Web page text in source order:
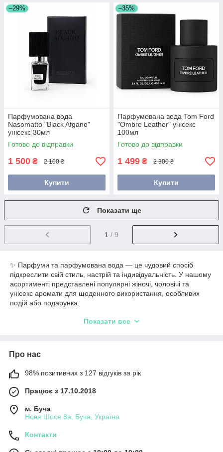
–29%
Парфумована вода
Nasomatto "Black Afgano"
унісекс 30мл
Готово до відправки
1 500 ₴ 2 100 ₴
Купити
–35%
Парфумована вода Tom Ford
"Ombre Leather" унісекс
100мл
Готово до відправки
1 499 ₴ 2 300 ₴
Купити
Показати ще
1 / 9
✨ Парфуми та парфумована вода — це чудовий спосіб
підкреслити свій стиль, настрій та індивідуальність. У нашому
асортименті представлені популярні жіночі, чоловічі та
унісекс аромати для щоденного використання, особливих
подій або подарунка.
солодкі та яскраві, свіжі, фруктові, квіткові, східні й насичені
У каталозі представлені:
• туалетна вода
• жіночі парфуми
• чоловічі аромати
• унісекс парфуми
• аромати у різних об’ємах
стильним подарунком для близьких. Регулярне оновлення
асортименту дозволяє знаходити новинки та популярні
Показати все
Про нас
98% позитивних з 127 відгуків за рік
Працює з 17.10.2018
м. Буча
Нове Шосе 8а, Буча, Україна
Контакти